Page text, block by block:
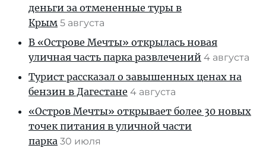
деньги за отмененные туры в
Крым 5 августа
В «Острове Мечты» открылась новая
уличная часть парка развлечений 4 августа
Турист рассказал о завышенных ценах на
бензин в Дагестане 4 августа
«Остров Мечты» открывает более 30 новых
точек питания в уличной части
парка 30 июля